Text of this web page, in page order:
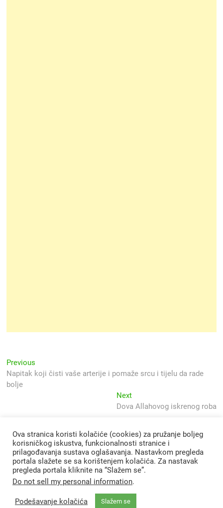
Navigacija
objava
Previous
post:
Napitak koji čisti vaše arterije i pomaže srcu i tijelu da rade
bolje
NextNext
post:
Dova Allahovog iskrenog roba
Svjetlo Islama| Designed by: Theme Freesia
Ova stranica koristi kolačiće (cookies) za pružanje boljeg
korisničkog iskustva, funkcionalnosti stranice i
prilagođavanja sustava oglašavanja. Nastavkom pregleda
portala slažete se sa korištenjem kolačića. Za nastavak
pregleda portala kliknite na “Slažem se”.
Do not sell my personal information.
Podešavanje kolačića Slažem se